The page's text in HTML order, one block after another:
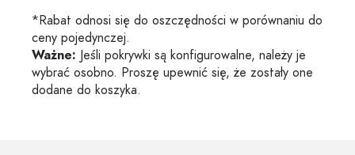
*Rabat odnosi się do oszczędności w porównaniu do
ceny pojedynczej.
Ważne: Jeśli pokrywki są konfigurowalne, należy je
wybrać osobno. Proszę upewnić się, że zostały one
dodane do koszyka.